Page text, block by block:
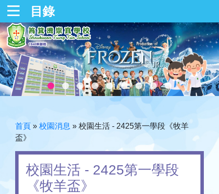
目錄
首頁 » 校園消息 » 校園生活 - 2425第一學段《牧羊
盃》
校園生活 - 2425第一學段
《牧羊盃》